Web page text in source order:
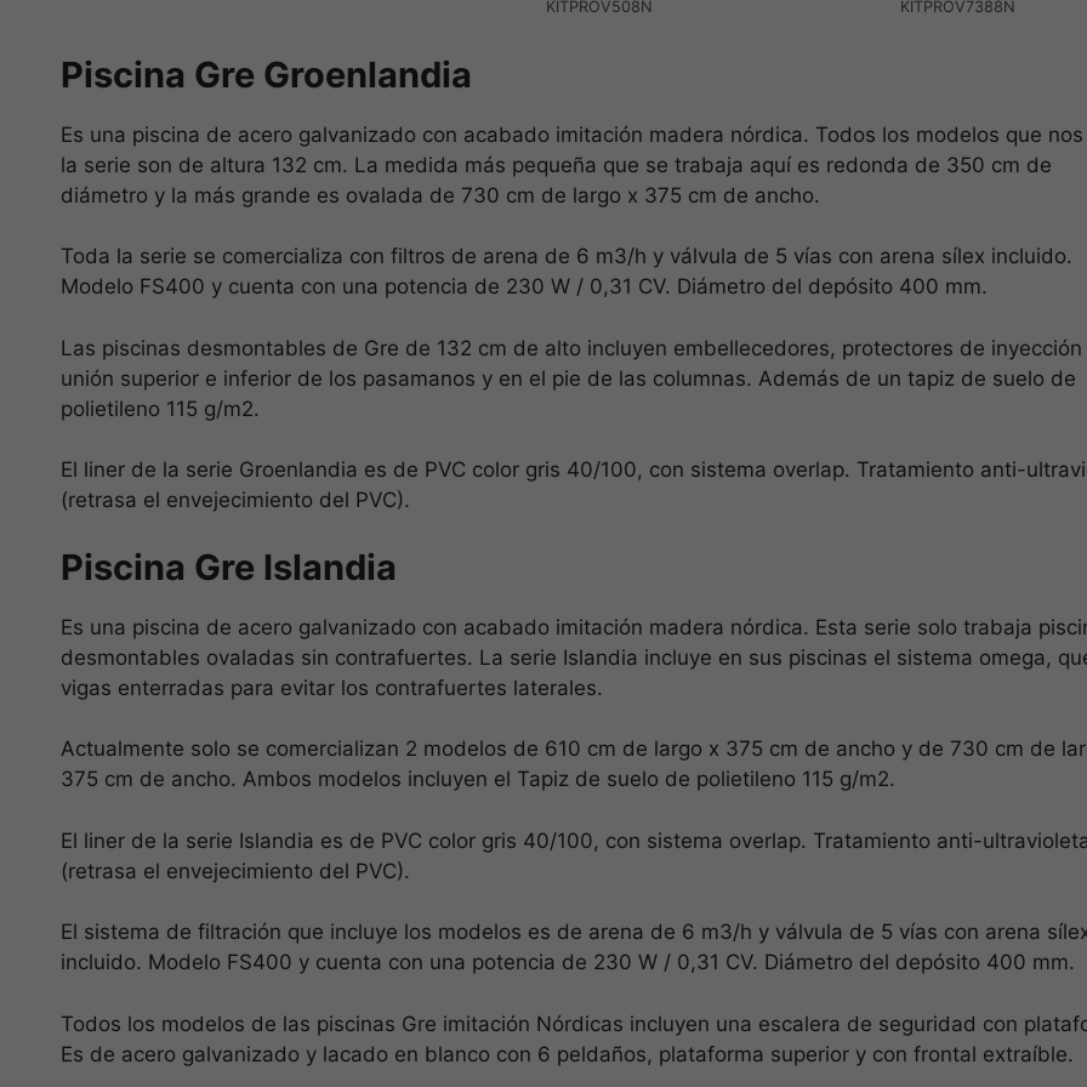
KITPROV508N
KITPROV7388N
Piscina Gre Groenlandia
Es una piscina de acero galvanizado con acabado imitación madera nórdica. Todos los modelos que
la serie son de altura 132 cm. La medida más pequeña que se trabaja aquí es redonda de 350 cm de
diámetro y la más grande es ovalada de 730 cm de largo x 375 cm de ancho.
Toda la serie se comercializa con filtros de arena de 6 m3/h y válvula de 5 vías con arena sílex incluido.
Modelo FS400 y cuenta con una potencia de 230 W / 0,31 CV. Diámetro del depósito 400 mm.
Las piscinas desmontables de Gre de 132 cm de alto incluyen embellecedores, protectores de inyección
unión superior e inferior de los pasamanos y en el pie de las columnas. Además de un tapiz de suelo de
polietileno 115 g/m2.
El liner de la serie Groenlandia es de PVC color gris 40/100, con sistema overlap. Tratamiento anti-
(retrasa el envejecimiento del PVC).
Piscina Gre Islandia
Es una piscina de acero galvanizado con acabado imitación madera nórdica. Esta serie solo trabaja
desmontables ovaladas sin contrafuertes. La serie Islandia incluye en sus piscinas el sistema omega,
vigas enterradas para evitar los contrafuertes laterales.
Actualmente solo se comercializan 2 modelos de 610 cm de largo x 375 cm de ancho y de 730 cm de
375 cm de ancho. Ambos modelos incluyen el Tapiz de suelo de polietileno 115 g/m2.
El liner de la serie Islandia es de PVC color gris 40/100, con sistema overlap. Tratamiento anti-
(retrasa el envejecimiento del PVC).
El sistema de filtración que incluye los modelos es de arena de 6 m3/h y válvula de 5 vías con arena
incluido. Modelo FS400 y cuenta con una potencia de 230 W / 0,31 CV. Diámetro del depósito 400 mm.
Todos los modelos de las piscinas Gre imitación Nórdicas incluyen una escalera de seguridad con
Es de acero galvanizado y lacado en blanco con 6 peldaños, plataforma superior y con frontal extraíble.
Necesarias
cookies no
son
para que
Para que
podamos
de la web, en
base a cómo
Para que
nuestra web
funcione lo
durante tu
visita. Si